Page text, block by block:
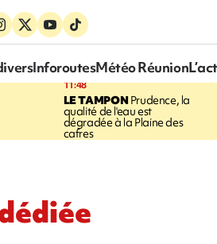
InforoutesMétéo Réunion
11:48
LE TAMPONPrudence, la
qualité de l'eau est
dégradée à la Plaine des
cafres